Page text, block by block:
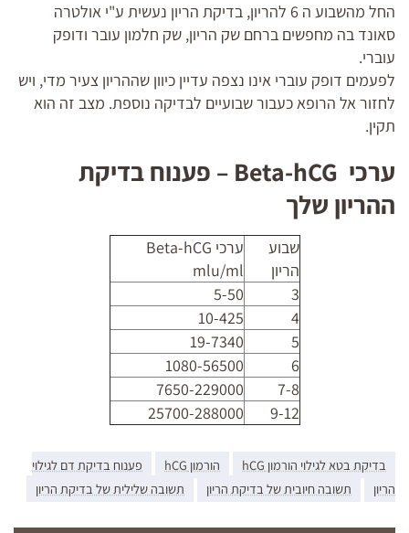
החל מהשבוע ה 6 להריון, בדיקת הריון נעשית ע"י אולטרה
סאונד בה מחפשים ברחם שק הריון, שק חלמון עובר ודופק
עוברי.
לפעמים דופק עוברי אינו נצפה עדיין כיוון שההריון צעיר מדי, ויש
לחזור אל הרופא כעבור שבועיים לבדיקה נוספת. מצב זה הוא
תקין.
ערכי Beta-hCG – פענוח בדיקת
ההריון שלך
שבוע
הריון
ערכי Beta-hCG
mlu/ml
3
5-50
4
10-425
5
19-7340
6
1080-56500
7-8
7650-229000
9-12
25700-288000
בדיקת בטא לגילוי הורמון hCG הורמון hCG
פענוח בדיקת דם לגילוי
הריון
תשובה חיובית של בדיקת הריון תשובה שלילית של בדיקת הריון